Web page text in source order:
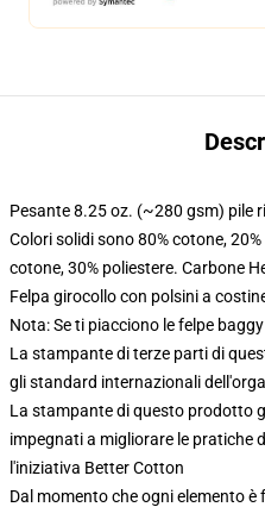
Pesante 8.25 oz. (~280 gsm) pile
Colori solidi sono 80% cotone,
cotone, 30% poliestere. Carbone
Felpa girocollo con polsini a
Nota: Se ti piacciono le felpe
La stampante di terze parti di
gli standard internazionali
La stampante di questo prodotto
impegnati a migliorare le pratiche
l'iniziativa Better Cotton
Dal momento che ogni elemento